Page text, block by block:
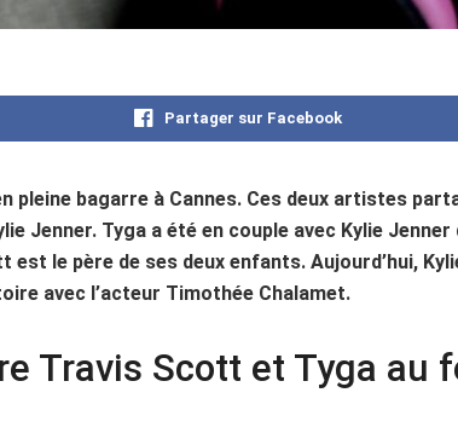
Partager sur Facebook
pleine bagarre à Cannes. Ces deux artistes
Jenner. Tyga a été en couple avec Kylie
est le père de ses deux enfants. Aujourd’hui,
avec l’acteur Timothée Chalamet.
Travis Scott et Tyga au